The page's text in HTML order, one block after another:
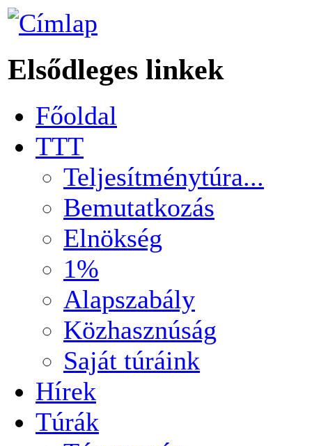
Elsődleges linkek
Főoldal
TTT
Teljesítménytúra...
Bemutatkozás
Elnökség
1%
Alapszabály
Közhasznúság
Saját túráink
Hírek
Túrák